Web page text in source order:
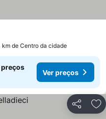
km de Centro da cidade
preços
Ver preços
Partilhar